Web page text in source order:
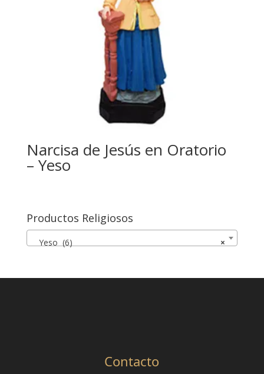
Narcisa de Jesús en Oratorio
– Yeso
Productos Religiosos
×
Yeso (6)
Contacto